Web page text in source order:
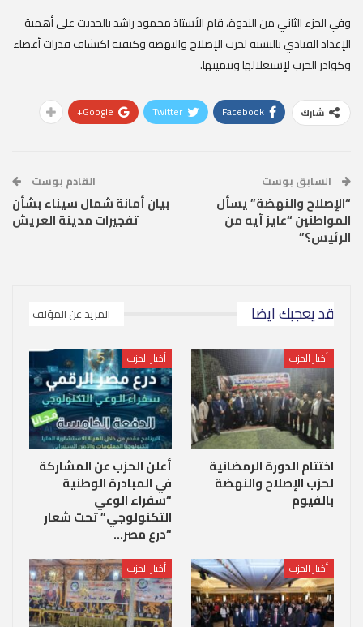
وفي الجزء الثاني من الندوة، قام الأستاذ محمود راشد بالحديث على أهمية
الإعداد القيادي بالنسبة لحزب الإصلاح والنهضة وكيفية اكتشاف قدرات أعضاء
وكوادر الحزب لإستغلالها وتنميتها.
شارك Facebook
Twitter
Google+
السابق بوست
“الإصلاح والنهضة” يسأل
المواطنين “عايز أيه من
الرئيس؟”
القادم بوست
بيان أمانة شمال سيناء بشأن
تفجيرات مدينة العريش
قد يعجبك ايضا المزيد عن المؤلف
أخبار الحزب
اختتام الدورة الرمضانية
لحزب الإصلاح والنهضة
بالفيوم
أخبار الحزب
أعلن الحزب عن المشاركة
في المبادرة الوطنية
“سفراء الوعي
التكنولوجي” تحت شعار
“درع مصر…
أخبار الحزب أخبار الحزب